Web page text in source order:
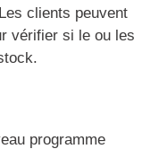
clients peuvent
vérifier si le ou les
programme